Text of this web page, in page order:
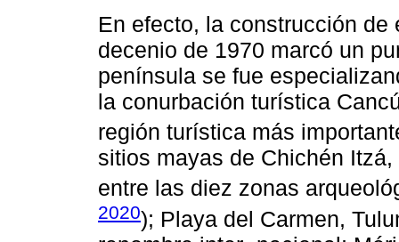
En efecto, la construcción
decenio de 1970 marcó un
península se fue
la conurbación turística
región turística más
sitios mayas de Chichén
entre las diez zonas
2020); Playa del Carmen,